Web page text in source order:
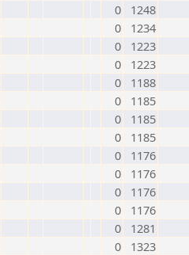
0
1248
0
1234
0
1223
0
1223
0
1188
0
1185
0
1185
0
1185
0
1176
0
1176
0
1176
0
1176
0
1281
0
1323